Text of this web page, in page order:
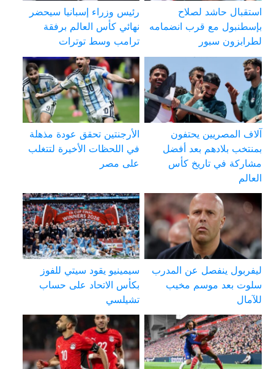
استقبال حاشد لصلاح
بإسطنبول مع قرب انضمامه
لطرابزون سبور
رئيس وزراء إسبانيا سيحضر
نهائي كأس العالم برفقة
ترامب وسط توترات
آلاف المصريين يحتفون
بمنتخب بلادهم بعد أفضل
مشاركة في تاريخ كأس
العالم
الأرجنتين تحقق عودة مذهلة
في اللحظات الأخيرة لتتغلب
على مصر
ليفربول ينفصل عن المدرب
سلوت بعد موسم مخيب
للآمال
سيمينيو يقود سيتي للفوز
بكأس الاتحاد على حساب
تشيلسي